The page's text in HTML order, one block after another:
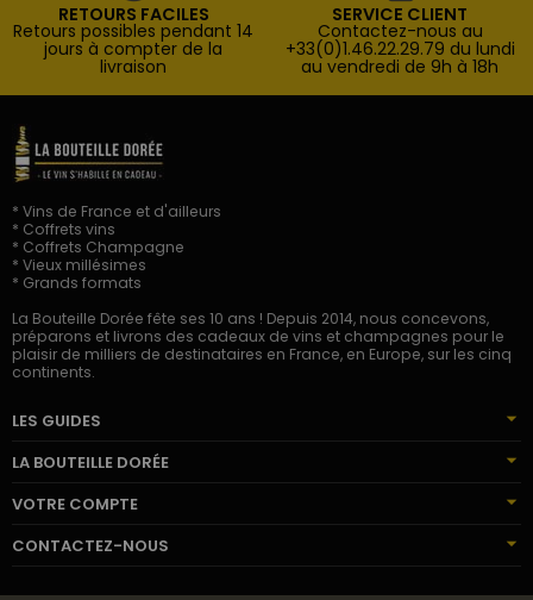
RETOURS FACILES
Retours possibles pendant 14
jours à compter de la
livraison
SERVICE CLIENT
Contactez-nous au
+33(0)1.46.22.29.79 du lundi
au vendredi de 9h à 18h
* Vins de France et d'ailleurs
* Coffrets vins
* Coffrets Champagne
* Vieux millésimes
* Grands formats
La Bouteille Dorée fête ses 10 ans ! Depuis 2014, nous concevons,
préparons et livrons des cadeaux de vins et champagnes pour le
plaisir de milliers de destinataires en France, en Europe, sur les cinq
continents.
LES GUIDES
LA BOUTEILLE DORÉE
VOTRE COMPTE
CONTACTEZ-NOUS